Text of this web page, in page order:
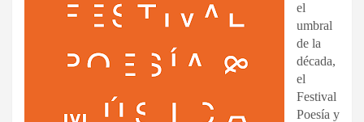
el
umbral
de la
década,
el
Festival
Poesía y